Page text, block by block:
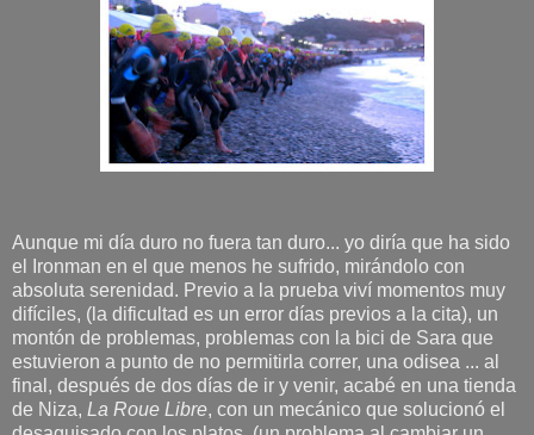
Aunque mi día duro no fuera tan duro... yo diría que ha sido
el Ironman en el que menos he sufrido, mirándolo con
absoluta serenidad. Previo a la prueba viví momentos muy
difíciles, (la dificultad es un error días previos a la cita), un
montón de problemas, problemas con la bici de Sara que
estuvieron a punto de no permitirla correr, una odisea ... al
final, después de dos días de ir y venir, acabé en una tienda
de Niza, La Roue Libre, con un mecánico que solucionó el